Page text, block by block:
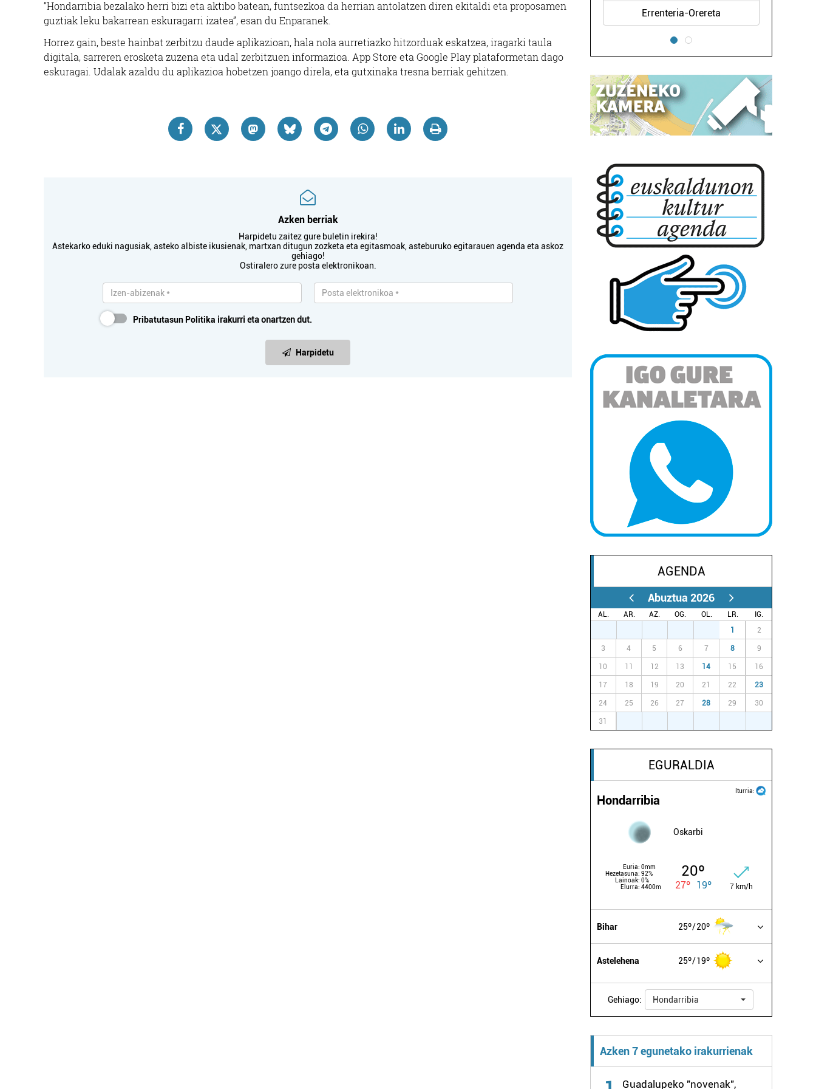
“Hondarribia bezalako herri bizi eta aktibo batean, funtsezkoa da herrian antolatzen diren ekitaldi eta proposamen
guztiak leku bakarrean eskuragarri izatea”, esan du Enparanek.
Horrez gain, beste hainbat zerbitzu daude aplikazioan, hala nola aurretiazko hitzorduak eskatzea, iragarki taula
digitala, sarreren erosketa zuzena eta udal zerbitzuen informazioa. App Store eta Google Play plataformetan dago
eskuragai. Udalak azaldu du aplikazioa hobetzen joango direla, eta gutxinaka tresna berriak gehitzen.
Azken berriak
Harpidetu zaitez gure buletin irekira!
Astekarko eduki nagusiak, asteko albiste ikusienak, martxan ditugun zozketa eta egitasmoak, asteburuko egitarauen agenda eta askoz
gehiago!
Ostiralero zure posta elektronikoan.
Pribatutasun Politika irakurri eta onartzen dut.
Harpidetu
Errenteria-Orereta Errenteria-Orereta Errenteria-Orereta
AGENDA
Abuztua 2026
AL. AR. AZ. OG. OL. LR.
IG.
1 2
3 4 5 6 7 8 9
10 11 12 13 14 15 16
17 18 19 20 21 22 23
24 25 26 27 28 29 30
31
EGURALDIA
Iturria:
Hondarribia
Oskarbi
Euria: 0mm
Hezetasuna: 92%
Lainoak: 0%
Elurra: 4400m
20º
27º 19º 7 km/h
Bihar 25º 20º
Astelehena 25º 19º
Gehiago: Hondarribia
Azken 7 egunetako irakurrienak
Guadalupeko "novenak",